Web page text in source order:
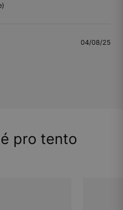
04/08/25
pro tento